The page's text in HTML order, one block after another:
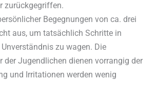
zurückgegriffen.
Begegnungen von ca. drei
aus, um tatsächlich Schritte in
zu wagen. Die
der Jugendlichen dienen vorrangig der
und Irritationen werden wenig